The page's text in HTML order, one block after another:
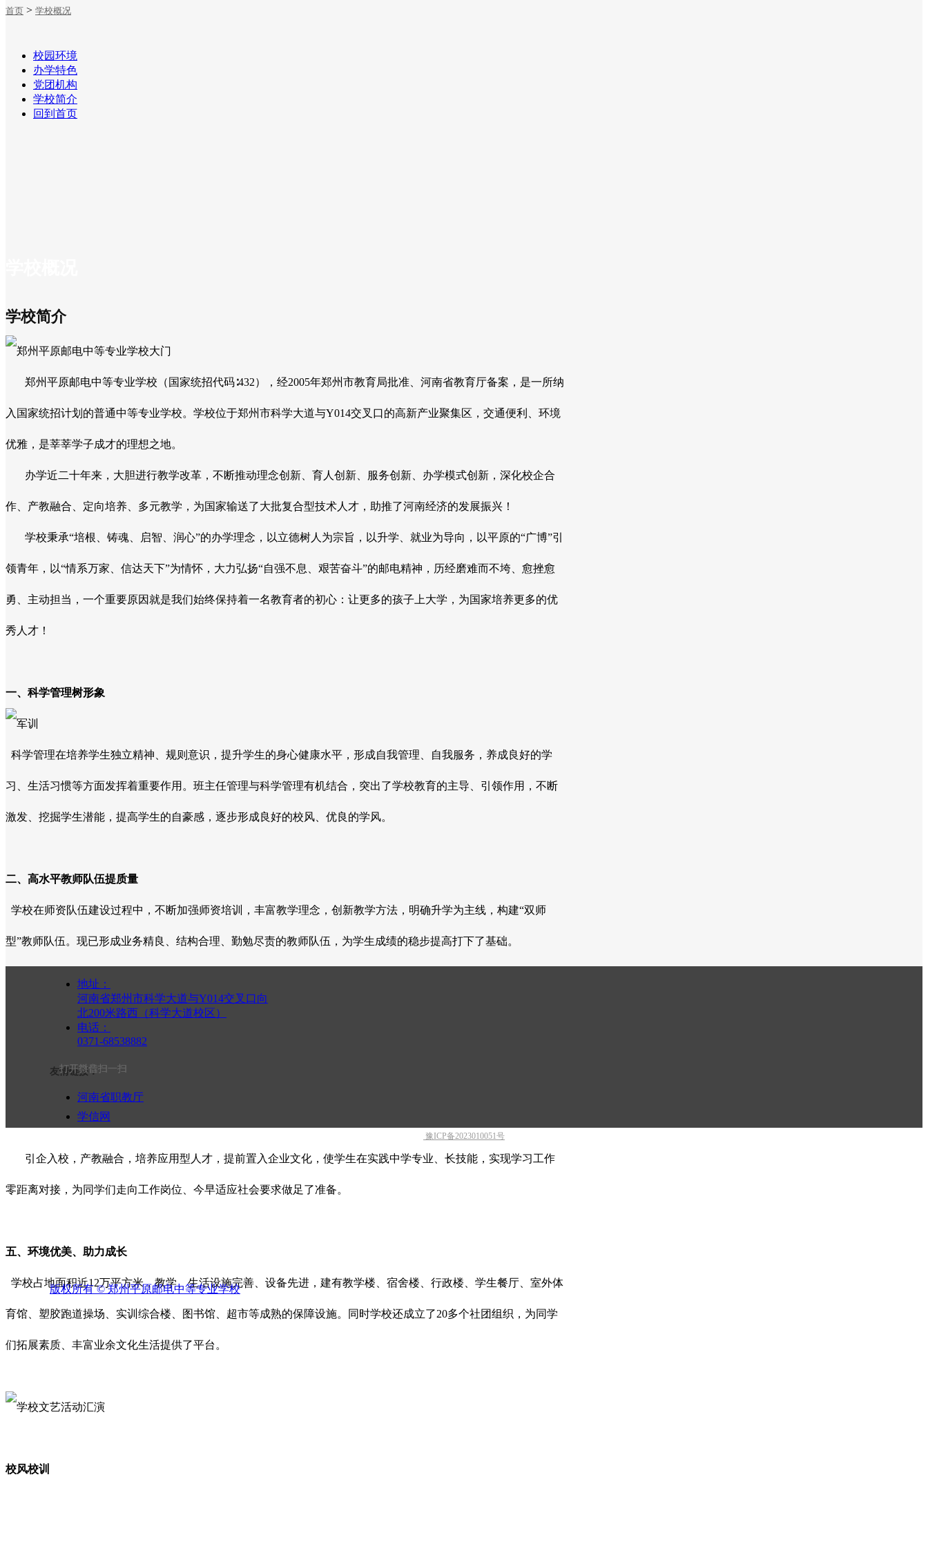
首页 > 学校概况
校园环境
办学特色
党团机构
学校简介
回到首页
学校简介
郑州平原邮电中等专业学校（国家统招代码∶432），经2005年郑州市教育局批准、河南省教育厅备案，是一所纳
入国家统招计划的普通中等专业学校。学校位于郑州市科学大道与Y014交叉口的高新产业聚集区，交通便利、环境
优雅，是莘莘学子成才的理想之地。
办学近二十年来，大胆进行教学改革，不断推动理念创新、育人创新、服务创新、办学模式创新，深化校企合
作、产教融合、定向培养、多元教学，为国家输送了大批复合型技术人才，助推了河南经济的发展振兴！
学校秉承“培根、铸魂、启智、润心”的办学理念，以立德树人为宗旨，以升学、就业为导向，以平原的“广博”引
领青年，以“情系万家、信达天下”为情怀，大力弘扬“自强不息、艰苦奋斗”的邮电精神，历经磨难而不垮、愈挫愈
勇、主动担当，一个重要原因就是我们始终保持着一名教育者的初心：让更多的孩子上大学，为国家培养更多的优
秀人才！
一、科学管理树形象
科学管理在培养学生独立精神、规则意识，提升学生的身心健康水平，形成自我管理、自我服务，养成良好的学
习、生活习惯等方面发挥着重要作用。班主任管理与科学管理有机结合，突出了学校教育的主导、引领作用，不断
激发、挖掘学生潜能，提高学生的自豪感，逐步形成良好的校风、优良的学风。
二、高水平教师队伍提质量
学校在师资队伍建设过程中，不断加强师资培训，丰富教学理念，创新教学方法，明确升学为主线，构建“双师
型”教师队伍。现已形成业务精良、结构合理、勤勉尽责的教师队伍，为学生成绩的稳步提高打下了基础。
三、 资深专家保升学
学校专门聘请多名教育、教学专家常年在校现场督导学校工作，结合每名学生实际情况，为同学们制定切实可行的
成长、成才方案，因材施教、因势利导、定向培养，力促每位学生考上理想大学。
四、强化技能促就业
引企入校，产教融合，培养应用型人才，提前置入企业文化，使学生在实践中学专业、长技能，实现学习工作
零距离对接，为同学们走向工作岗位、今早适应社会要求做足了准备。
五、环境优美、助力成长
学校占地面积近12万平方米，教学、生活设施完善、设备先进，建有教学楼、宿舍楼、行政楼、学生餐厅、室外体
育馆、塑胶跑道操场、实训综合楼、图书馆、超市等成熟的保障设施。同时学校还成立了20多个社团组织，为同学
们拓展素质、丰富业余文化生活提供了平台。
校风校训
地址：
河南省郑州市科学大道与Y014交叉口向
北200米路西（科学大道校区）
电话：
0371-68538882
友情链接：
河南省职教厅
学信网
打开抖音扫一扫
打开微信扫一扫
版权所有 © 郑州平原邮电中等专业学校
豫ICP备2023010051号